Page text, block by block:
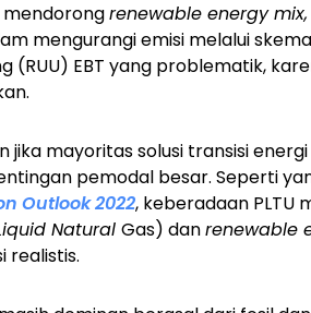
renewable energy mix,
mengurangi emisi melalui skema
(RUU) EBT yang problematik,
mayoritas solusi transisi
pemodal besar. Seperti
Outlook 2022, keberadaan PLTU
Natural Gas) danrenewable
realistis.